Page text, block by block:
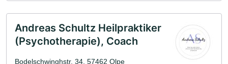
Andreas Schultz Heilpraktiker
(Psychotherapie), Coach
Bodelschwinghstr. 34, 57462 Olpe